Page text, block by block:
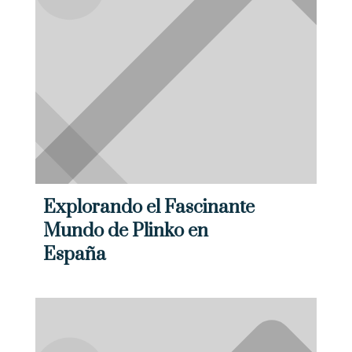
Explorando el Fascinante
Mundo de Plinko en
España